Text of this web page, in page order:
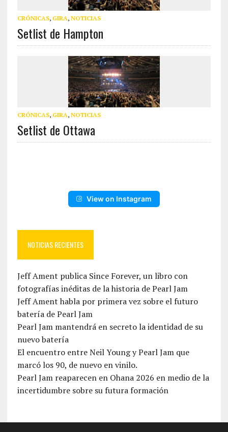
CRÓNICAS, GIRA, NOTICIAS
Setlist de Hampton
CRÓNICAS, GIRA, NOTICIAS
Setlist de Ottawa
View on Instagram
NOTICIAS RECIENTES
Jeff Ament publica Since Forever, un libro con
fotografías inéditas de la historia de Pearl Jam
Jeff Ament habla por primera vez sobre el futuro
batería de Pearl Jam
Pearl Jam mantendrá en secreto la identidad de su
nuevo batería
El encuentro entre Neil Young y Pearl Jam que
marcó los 90, de nuevo en vinilo.
Pearl Jam reaparecen en Ohana 2026 en medio de la
incertidumbre sobre su futura formación